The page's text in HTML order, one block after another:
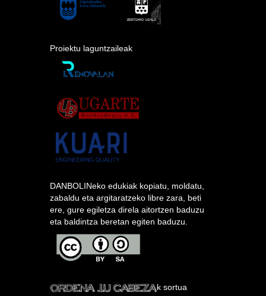
Proiektu laguntzaileak
DANBOLINeko edukiak kopiatu, moldatu,
zabaldu eta argitaratzeko libre zara, beti
ere, gure egiletza direla aitortzen baduzu
eta baldintza beretan egiten baduzu.
k sortua